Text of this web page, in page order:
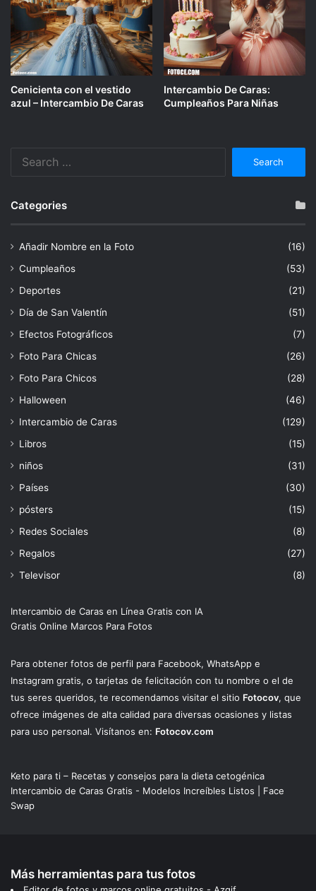
Cenicienta con el vestido
azul – Intercambio De Caras
Intercambio De Caras:
Cumpleaños Para Niñas
Categories
Añadir Nombre en la Foto
(16)
Cumpleaños
(53)
Deportes
(21)
Día de San Valentín
(51)
Efectos Fotográficos
(7)
Foto Para Chicas
(26)
Foto Para Chicos
(28)
Halloween
(46)
Intercambio de Caras
(129)
Libros
(15)
niños
(31)
Países
(30)
pósters
(15)
Redes Sociales
(8)
Regalos
(27)
Televisor
(8)
Intercambio de Caras en Línea Gratis con IA
Gratis Online Marcos Para Fotos
Para obtener fotos de perfil para Facebook, WhatsApp e
Instagram gratis, o tarjetas de felicitación con tu nombre o el de
tus seres queridos, te recomendamos visitar el sitio Fotocov, que
ofrece imágenes de alta calidad para diversas ocasiones y listas
para uso personal. Visítanos en: Fotocov.com
Keto para ti – Recetas y consejos para la dieta cetogénica
Intercambio de Caras Gratis - Modelos Increíbles Listos | Face
Swap
Más herramientas para tus fotos